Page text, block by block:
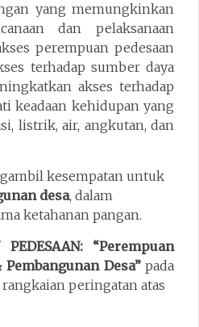
yang memungkinkan
dan pelaksanaan
perempuan pedesaan
terhadap sumber daya
akses terhadap
keadaan kehidupan yang
listrik, air, angkutan, dan
kesempatan untuk
desa, dalam
ketahanan pangan.
PEDESAAN: “Perempuan
Desa”pada
peringatan atas